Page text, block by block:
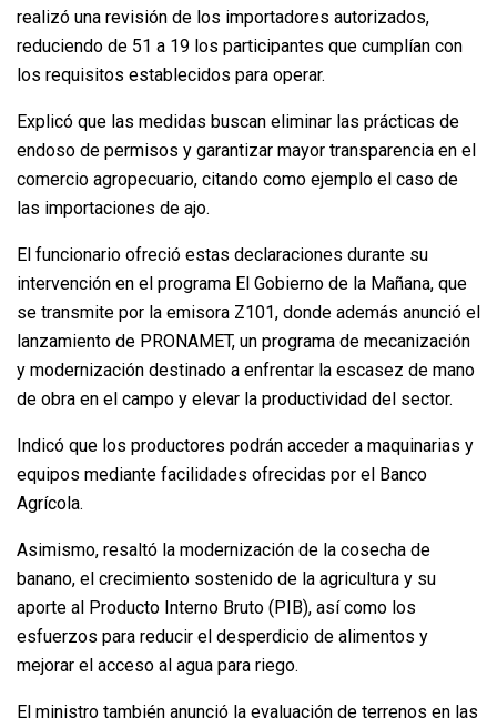
realizó una revisión de los importadores autorizados,
reduciendo de 51 a 19 los participantes que cumplían con
los requisitos establecidos para operar.
Explicó que las medidas buscan eliminar las prácticas de
endoso de permisos y garantizar mayor transparencia en el
comercio agropecuario, citando como ejemplo el caso de
las importaciones de ajo.
El funcionario ofreció estas declaraciones durante su
intervención en el programa El Gobierno de la Mañana, que
se transmite por la emisora Z101, donde además anunció el
lanzamiento de PRONAMET, un programa de mecanización
y modernización destinado a enfrentar la escasez de mano
de obra en el campo y elevar la productividad del sector.
Indicó que los productores podrán acceder a maquinarias y
equipos mediante facilidades ofrecidas por el Banco
Agrícola.
Asimismo, resaltó la modernización de la cosecha de
banano, el crecimiento sostenido de la agricultura y su
aporte al Producto Interno Bruto (PIB), así como los
esfuerzos para reducir el desperdicio de alimentos y
mejorar el acceso al agua para riego.
El ministro también anunció la evaluación de terrenos en las